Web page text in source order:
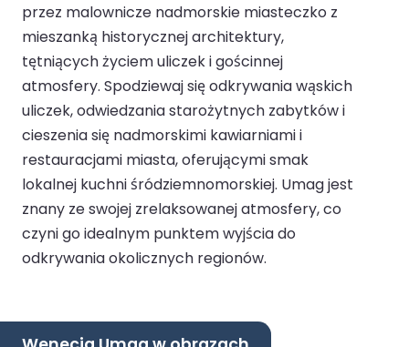
przez malownicze nadmorskie miasteczko z
mieszanką historycznej architektury,
tętniących życiem uliczek i gościnnej
atmosfery. Spodziewaj się odkrywania wąskich
uliczek, odwiedzania starożytnych zabytków i
cieszenia się nadmorskimi kawiarniami i
restauracjami miasta, oferującymi smak
lokalnej kuchni śródziemnomorskiej. Umag jest
znany ze swojej zrelaksowanej atmosfery, co
czyni go idealnym punktem wyjścia do
odkrywania okolicznych regionów.